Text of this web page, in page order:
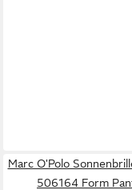
Marc O'Polo
506164 Form